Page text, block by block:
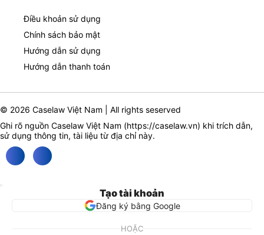
Điều khoản sử dụng
Chính sách bảo mật
Hướng dẫn sử dụng
Hướng dẫn thanh toán
© 2026 Caselaw Việt Nam | All rights seserved
Ghi rõ nguồn Caselaw Việt Nam (https://caselaw.vn) khi trích dẫn,
sử dụng thông tin, tài liệu từ địa chỉ này.
Tạo tài khoản
Đăng ký bằng Google
HOẶC